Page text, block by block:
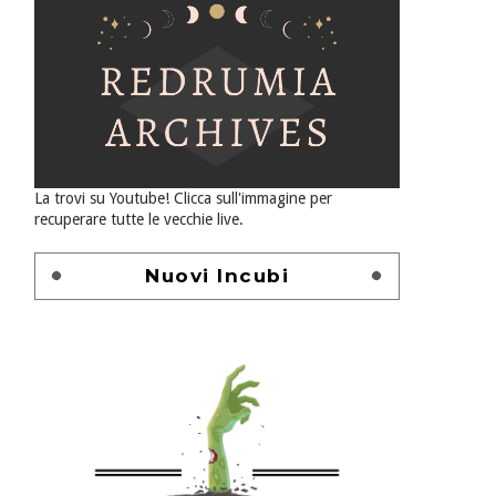
La trovi su Youtube! Clicca sull'immagine per
recuperare tutte le vecchie live.
Nuovi Incubi